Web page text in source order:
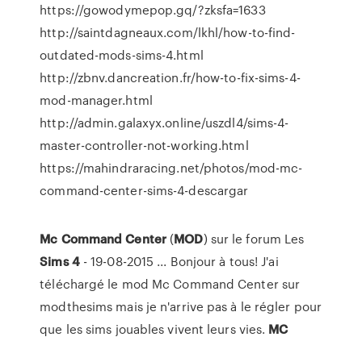
https://gowodymepop.gq/?zksfa=1633
http://saintdagneaux.com/lkhl/how-to-find-
outdated-mods-sims-4.html
http://zbnv.dancreation.fr/how-to-fix-sims-4-
mod-manager.html
http://admin.galaxyx.online/uszdl4/sims-4-
master-controller-not-working.html
https://mahindraracing.net/photos/mod-mc-
command-center-sims-4-descargar
Mc Command Center (MOD) sur le forum Les
Sims 4- 19-08-2015 ... Bonjour à tous! J'ai
téléchargé le mod Mc Command Center sur
modthesims mais je n'arrive pas à le régler pour
que les sims jouables vivent leurs vies. MC